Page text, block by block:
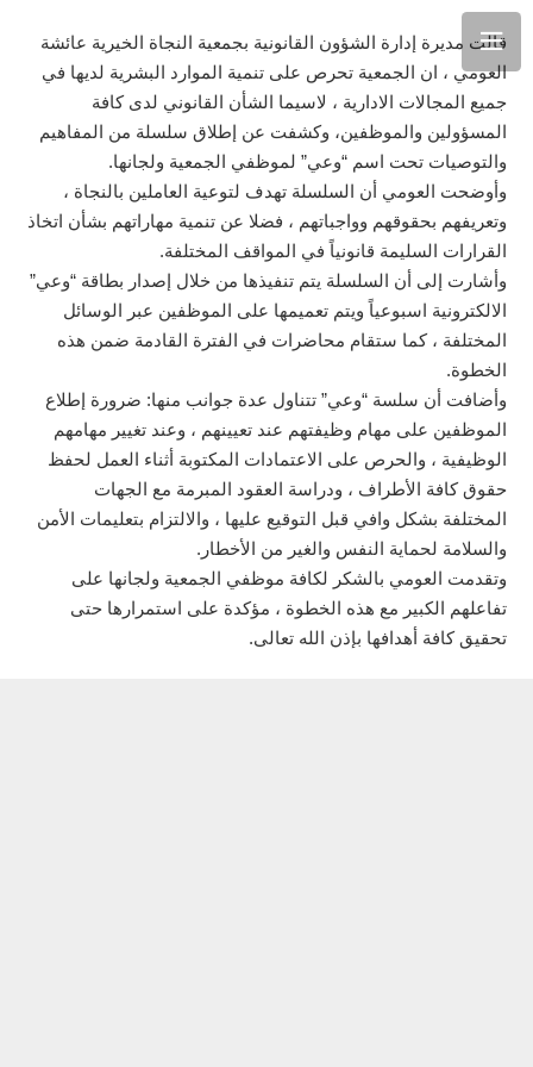
قالت مديرة إدارة الشؤون القانونية بجمعية النجاة الخيرية عائشة
العومي ، ان الجمعية تحرص على تنمية الموارد البشرية لديها في
جميع المجالات الادارية ، لاسيما الشأن القانوني لدى كافة
المسؤولين والموظفين، وكشفت عن إطلاق سلسلة من المفاهيم
والتوصيات تحت اسم “وعي” لموظفي الجمعية ولجانها.
وأوضحت العومي أن السلسلة تهدف لتوعية العاملين بالنجاة ،
وتعريفهم بحقوقهم وواجباتهم ، فضلا عن تنمية مهاراتهم بشأن اتخاذ
القرارات السليمة قانونياً في المواقف المختلفة.
وأشارت إلى أن السلسلة يتم تنفيذها من خلال إصدار بطاقة “وعي”
الالكترونية اسبوعياً ويتم تعميمها على الموظفين عبر الوسائل
المختلفة ، كما ستقام محاضرات في الفترة القادمة ضمن هذه
الخطوة.
وأضافت أن سلسة “وعي” تتناول عدة جوانب منها: ضرورة إطلاع
الموظفين على مهام وظيفتهم عند تعيينهم ، وعند تغيير مهامهم
الوظيفية ، والحرص على الاعتمادات المكتوبة أثناء العمل لحفظ
حقوق كافة الأطراف ، ودراسة العقود المبرمة مع الجهات
المختلفة بشكل وافي قبل التوقيع عليها ، والالتزام بتعليمات الأمن
والسلامة لحماية النفس والغير من الأخطار.
وتقدمت العومي بالشكر لكافة موظفي الجمعية ولجانها على
تفاعلهم الكبير مع هذه الخطوة ، مؤكدة على استمرارها حتى
تحقيق كافة أهدافها بإذن الله تعالى.